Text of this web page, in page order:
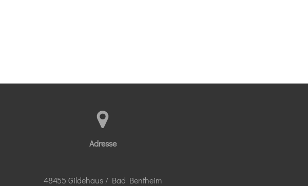
Adresse
48455 Gildehaus / Bad Bentheim